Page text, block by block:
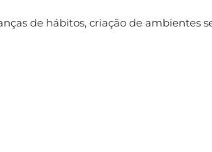
de hábitos, criação de ambientes